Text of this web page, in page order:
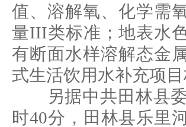
值、溶解氧、化学需
量III类标准；地表水
有断面水样溶解态金
式生活饮用水补充项
另据中共田林县委
时40分，田林县乐里